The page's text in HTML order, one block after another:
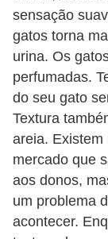
sensação
gatos torna
urina. Os
perfumadas.
do seu gato
Textura
areia. Existem
mercado que
aos donos,
um problema
acontecer.
a
n
f
í
b
i
o
s
P